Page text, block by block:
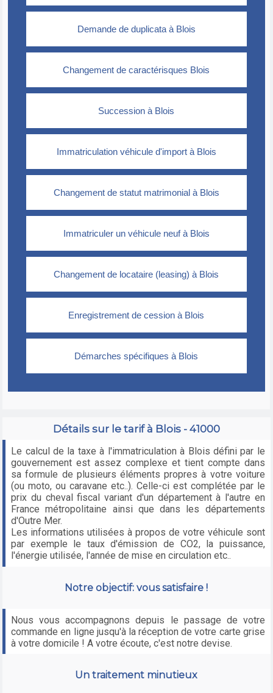
Détails sur le tarif à Blois - 41000
Le calcul de la taxe à l'immatriculation à Blois défini par le
gouvernement est assez complexe et tient compte dans
sa formule de plusieurs éléments propres à votre voiture
(ou moto, ou caravane etc..). Celle-ci est complétée par le
prix du cheval fiscal variant d'un département à l'autre en
France métropolitaine ainsi que dans les départements
d'Outre Mer.
Les informations utilisées à propos de votre véhicule sont
par exemple le taux d'émission de CO2, la puissance,
l'énergie utilisée, l'année de mise en circulation etc..
Notre objectif: vous satisfaire !
Nous vous accompagnons depuis le passage de votre
commande en ligne jusqu'à la réception de votre carte grise
à votre domicile ! A votre écoute, c'est notre devise.
Un traitement minutieux